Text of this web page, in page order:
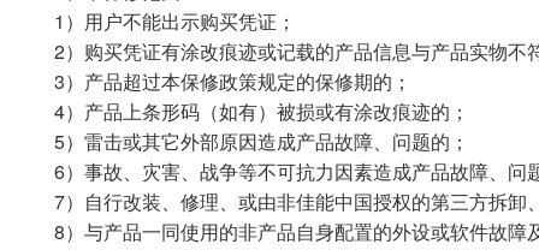
1）用户不能出示购买凭证；
2）购买凭证有涂改痕迹或记载的产品信息与产品实物不
3）产品超过本保修政策规定的保修期的；
4）产品上条形码（如有）被损或有涂改痕迹的；
5）雷击或其它外部原因造成产品故障、问题的；
6）事故、灾害、战争等不可抗力因素造成产品故障、问
7）自行改装、修理、或由非佳能中国授权的第三方拆卸
8）与产品一同使用的非产品自身配置的外设或软件故